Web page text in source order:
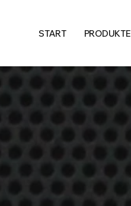
START PRODUKTE